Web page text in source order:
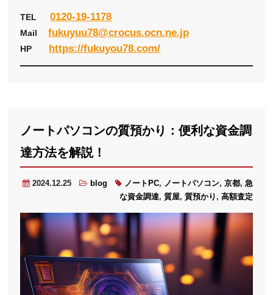
TEL0120-19-1178
Mailfukuyuu78@crocus.ocn.ne.jp
HP https://fukuyou78.com/
ノートパソコンの質預かり：便利な資金調
達方法を解説！
2024.12.25 blog ノートPC, ノートパソコン, 京都, 急
な資金調達, 質屋, 質預かり , 高額査定